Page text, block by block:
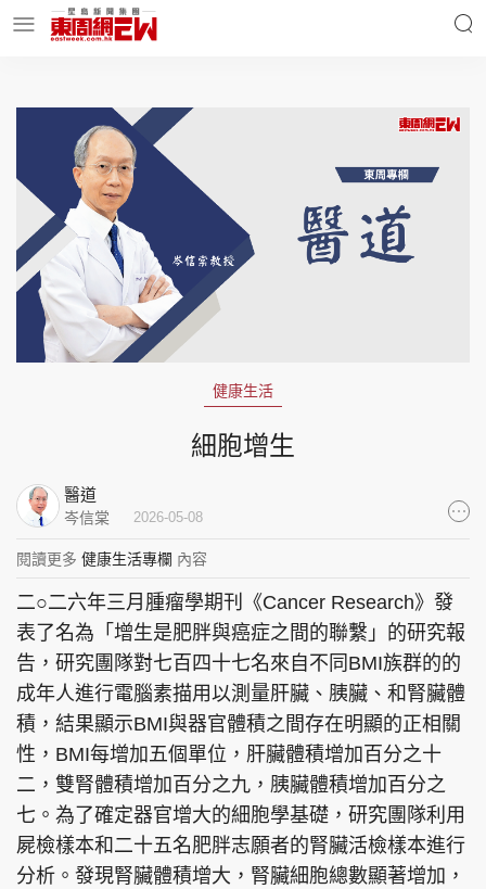
明星名人
東周Ladies 優享生活
東周食玩通
集團旗下品牌
東周刊 cazbuyer 東Touch
PCM 電腦廣場 星島頭條 星島日報
頭條日報 星島環球 The Standard
健康生活
細胞增生
醫道
岑信棠 2026-05-08
閱讀更多 健康生活專欄 內容
二○二六年三月腫瘤學期刊《Cancer Research》發
表了名為「增生是肥胖與癌症之間的聯繫」的研究報
告，研究團隊對七百四十七名來自不同BMI族群的的
成年人進行電腦素描用以測量肝臟、胰臟、和腎臟體
積，結果顯示BMI與器官體積之間存在明顯的正相關
性，BMI每增加五個單位，肝臟體積增加百分之十
二，雙腎體積增加百分之九，胰臟體積增加百分之
七。為了確定器官增大的細胞學基礎，研究團隊利用
屍檢樣本和二十五名肥胖志願者的腎臟活檢樣本進行
分析。發現腎臟體積增大，腎臟細胞總數顯著增加，